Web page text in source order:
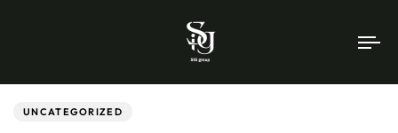
UNCATEGORIZED